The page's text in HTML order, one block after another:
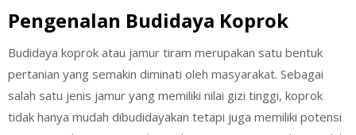
Games
Pengenalan Budidaya Koprok
Budidaya koprok atau jamur tiram merupakan satu bentuk
pertanian yang semakin diminati oleh masyarakat. Sebagai
salah satu jenis jamur yang memiliki nilai gizi tinggi, koprok
tidak hanya mudah dibudidayakan tetapi juga memiliki potensi